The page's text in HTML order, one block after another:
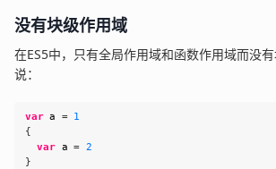
没有块级作用域
在ES5中，只有全局作用域和函数作用域而没
说：
var a = 1
{
var a = 2
}